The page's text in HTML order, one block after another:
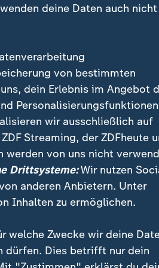
klingt einfach, ist aber
es gibt, erklärt Henning
deine Daten auch nicht
von bestimmten
dein Erlebnis im Angebot
Personalisierungsfunktionen
wir ausschließlich auf
Streaming, der ZDFheute
werden von uns nicht
Drittsysteme:Wir nutzen
anderen Anbietern. Unter
Inhalten zu ermöglichen.
welche Zwecke wir deine
dürfen. Dies betrifft nur dein